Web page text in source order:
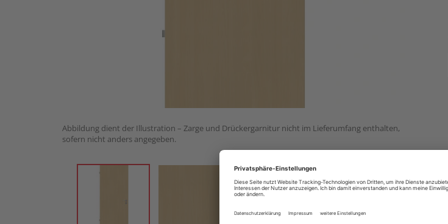
Abbildung dient der Illustration – Zarge und Drückergarnitur nicht im Lieferumfang enthalten,
sofern nicht anders angegeben.